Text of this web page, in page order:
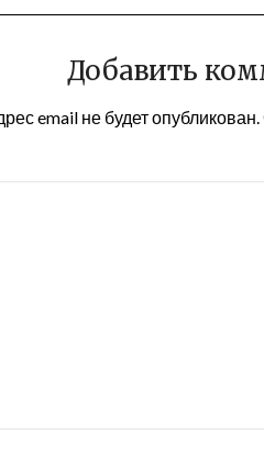
Добавить
email не будет опубликован.